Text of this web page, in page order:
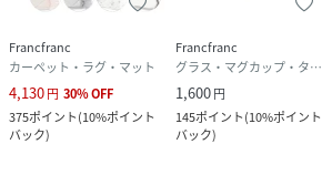
Francfranc
カーペット・ラグ・マット
4,130円 30%OFF
375ポイント(10%ポイント
バック)
Francfranc
グラス・マグカップ・タンブラー
1,600円
145ポイント(10%ポイント
バック)